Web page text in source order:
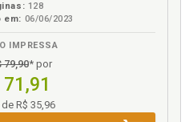
p. 79
099/95. Impossibilidade de
128
em: 06/06/2023
IMPRESSA
79,90* por
71,91
R$ 35,96